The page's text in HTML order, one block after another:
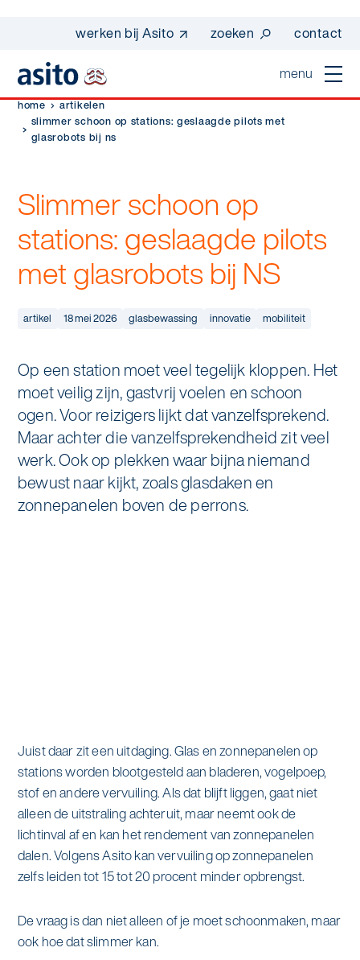
werken bij Asito zoeken contact
menu
Suggesties
werken bij asito
one go - werk beter samen met one go
co2-uitstoot rapportage 2023
op weg naar volledig circulair in 2030 met
home
Dagelijkse schoonmaak
Interieurreiniging
Vloerreiniging
Specialistische schoonmaak
Graffitireiniging
Glas- en gevelreiniging
Reinigen en coaten van RVS
sectoren
In de buurt
Industrie
Onderwijs
Overheid
Recreatie
wij zijn Asito
Wij zijn Asito
Asito impuls
Sponsoring
Locaties
Duurzaamheid & Asito
Innovatie & Asito
Mens & Asito
Werken bij Asito
home
artikelen
slimmer schoon op stations: geslaagde pilots met
glasrobots bij ns
Slimmer schoon op
stations: geslaagde pilots
met glasrobots bij NS
artikel 18 mei 2026 glasbewassing innovatie mobiliteit
Op een station moet veel tegelijk kloppen. Het
moet veilig zijn, gastvrij voelen en schoon
ogen. Voor reizigers lijkt dat vanzelfsprekend.
Maar achter die vanzelfsprekendheid zit veel
werk. Ook op plekken waar bijna niemand
bewust naar kijkt, zoals glasdaken en
zonnepanelen boven de perrons.
Juist daar zit een uitdaging. Glas en zonnepanelen op
stations worden blootgesteld aan bladeren, vogelpoep,
stof en andere vervuiling. Als dat blijft liggen, gaat niet
alleen de uitstraling achteruit, maar neemt ook de
lichtinval af en kan het rendement van zonnepanelen
dalen. Volgens Asito kan vervuiling op zonnepanelen
zelfs leiden tot 15 tot 20 procent minder opbrengst.
De vraag is dan niet alleen of je moet schoonmaken, maar
ook hoe dat slimmer kan.